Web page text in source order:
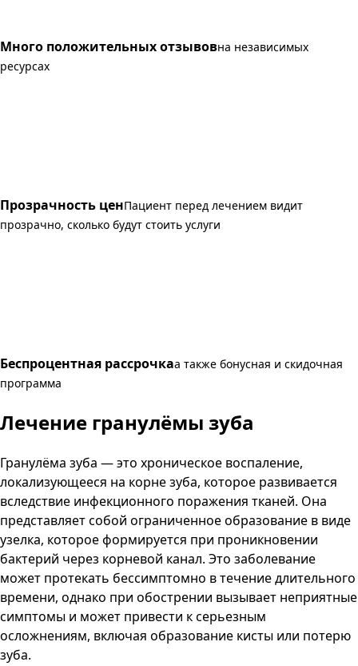
Много положительных отзывовна независимых
ресурсах
Прозрачность ценПациент перед лечением видит
прозрачно, сколько будут стоить услуги
Беспроцентная рассрочкаа также бонусная и скидочная
программа
Лечение гранулёмы зуба
Гранулёма зуба — это хроническое воспаление,
локализующееся на корне зуба, которое развивается
вследствие инфекционного поражения тканей. Она
представляет собой ограниченное образование в виде
узелка, которое формируется при проникновении
бактерий через корневой канал. Это заболевание
может протекать бессимптомно в течение длительного
времени, однако при обострении вызывает неприятные
симптомы и может привести к серьезным
осложнениям, включая образование кисты или потерю
зуба.